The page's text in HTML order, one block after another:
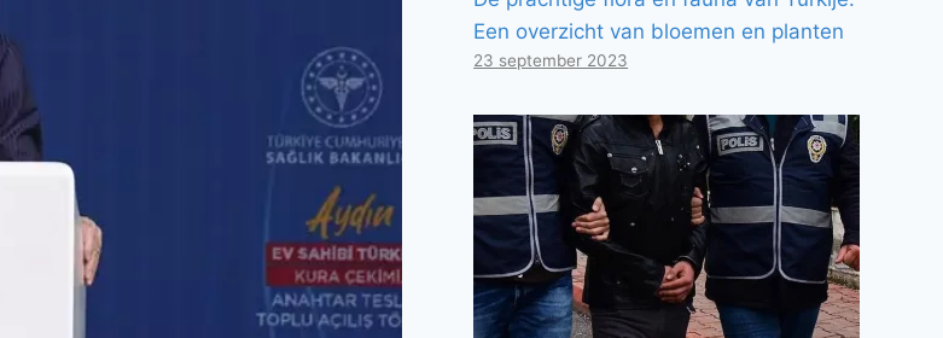
Een overzicht van bloemen en planten
23 september 2023